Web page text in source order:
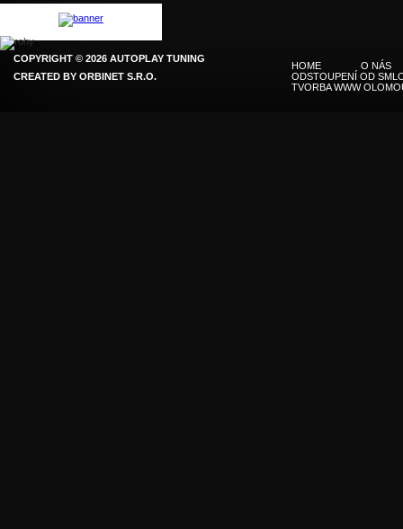
COPYRIGHT © 2026 AUTOPLAY TUNING
CREATED BY ORBINET S.R.O.
HOME
O NÁS
ODSTOUPENÍ OD
TVORBA WWW